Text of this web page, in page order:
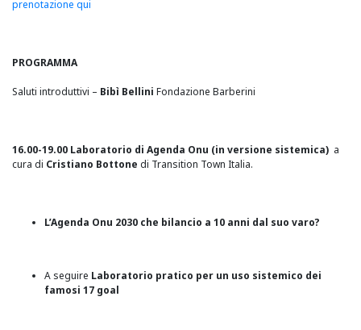
prenotazione qui
PROGRAMMA
Saluti introduttivi – Bibì Bellini Fondazione Barberini
16.00-19.00 Laboratorio di Agenda Onu (in versione sistemica) a
cura di Cristiano Bottone di Transition Town Italia.
L’Agenda Onu 2030 che bilancio a 10 anni dal suo varo?
A seguire Laboratorio pratico per un uso sistemico dei
famosi 17 goal